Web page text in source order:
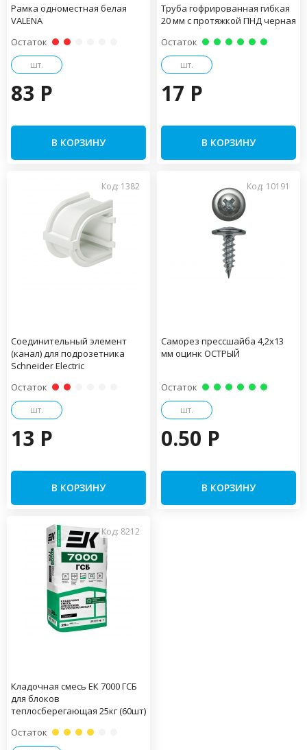
Рамка одноместная белая
VALENA
Остаток
шт.
83 P
В КОРЗИНУ
Труба гофрированная гибкая
20 мм с протяжкой ПНД черная
Остаток
шт.
17 P
В КОРЗИНУ
Код: 1382
Соединительный элемент
(канал) для подрозетника
Schneider Electric
Остаток
шт.
13 P
В КОРЗИНУ
Код: 10191
Саморез прессшайба 4,2х13
мм оцинк ОСТРЫЙ
Остаток
шт.
0.50 P
В КОРЗИНУ
Код: 8212
Кладочная смесь ЕК 7000 ГСБ
для блоков
теплосберегающая 25кг (60шт)
Остаток